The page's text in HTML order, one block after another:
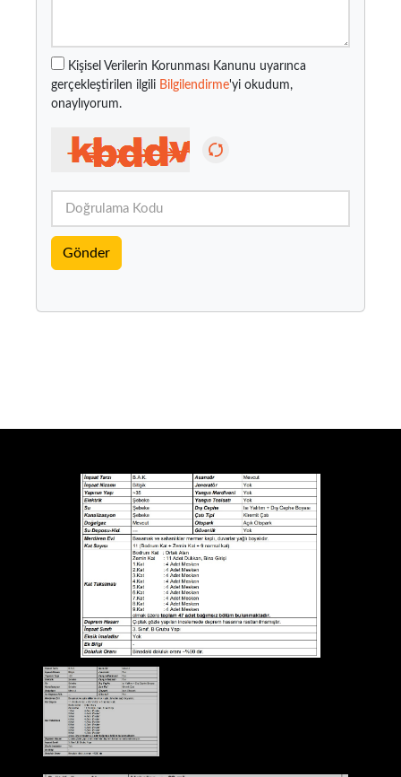
Kişisel Verilerin Korunması Kanunu uyarınca
gerçekleştirilen ilgili Bilgilendirme'yi okudum,
onaylıyorum.